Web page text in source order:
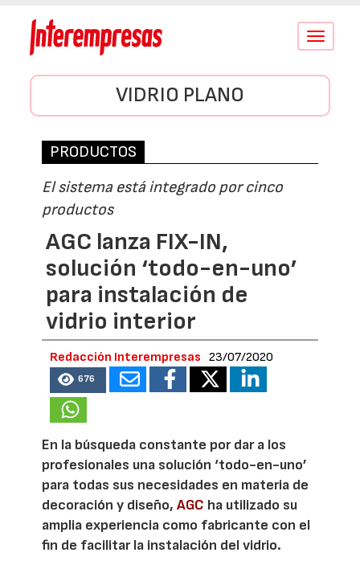
Conmutar
VIDRIO PLANO
PRODUCTOS
El sistema está integrado por cinco
productos
AGC lanza FIX-IN,
solución ‘todo-en-uno’
para instalación de
vidrio interior
Redacción Interempresas 23/07/2020
676
En la búsqueda constante por dar a los
profesionales una solución ‘todo-en-uno’
para todas sus necesidades en materia de
decoración y diseño,AGC ha utilizado su
amplia experiencia como fabricante con el
fin de facilitar la instalación del vidrio.